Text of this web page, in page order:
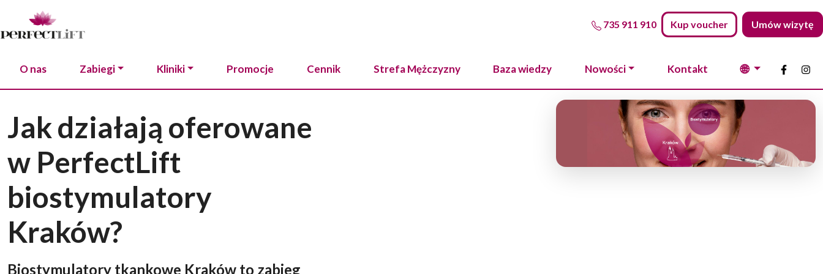
735 911 910 Kup voucher Umów wizytę
O nas Zabiegi Kliniki Promocje Cennik Strefa Mężczyzny Baza wiedzy Nowości Kontakt 🌐
Jak działają oferowane
w PerfectLift
biostymulatory
Kraków?
Biostymulatory tkankowe Kraków to zabieg